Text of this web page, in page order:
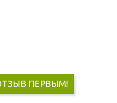
ПЕРВЫМ!